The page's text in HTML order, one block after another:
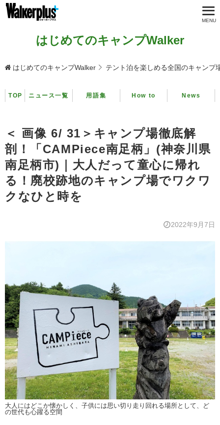
はじめてのキャンプWalker
はじめてのキャンプWalker テント泊を楽しめる全国のキャンプ
TOP ニュース一覧 用語集 How to News
＜ 画像 6/ 31＞キャンプ場徹底解
剖！「CAMPiece南足柄」(神奈川県
南足柄市)｜大人だって童心に帰れ
る！廃校跡地のキャンプ場でワクワ
クなひと時を
2022年9月7日
大人にはどこか懐かしく、子供には思い切り走り回れる場所として、ど
の世代も心躍る空間